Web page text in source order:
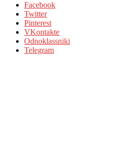
Facebook
Twitter
Pinterest
VKontakte
Odnoklassniki
Telegram